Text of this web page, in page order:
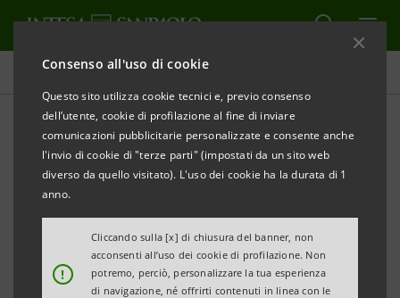
Consenso all'uso di cookie
Questo sito utilizza cookie tecnici e, previo consenso
dell’utente, cookie di profilazione al fine di inviare
comunicazioni pubblicitarie personalizzate e consente anche
l'invio di cookie di "terze parti" (impostati da un sito web
diverso da quello visitato). L'uso dei cookie ha la durata di 1
anno.
!
Cliccando sulla [x] di chiusura del banner, non
acconsenti all’uso dei cookie di profilazione. Non
potremo, perciò, personalizzare la tua esperienza
di navigazione, né offrirti contenuti in linea con le
Tutte le news
Intesa Sanpaolo: l’OPAS su
MPS per creare un nuovo
campione bancario
europeo